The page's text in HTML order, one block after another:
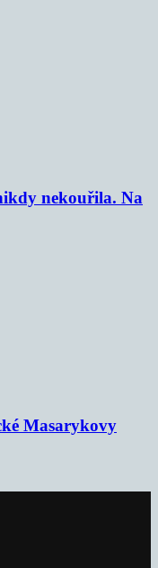
nekouřila. Na
Masarykovy